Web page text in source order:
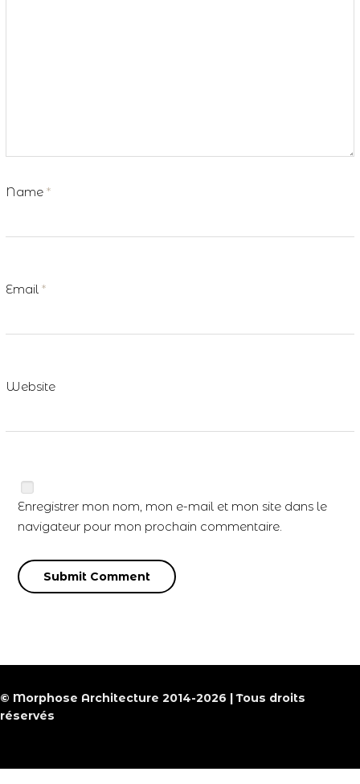
Name*
Email*
Website
Enregistrer mon nom, mon e-mail et mon site dans le
navigateur pour mon prochain commentaire.
© Morphose Architecture 2014-2026 | Tous droits
réservés